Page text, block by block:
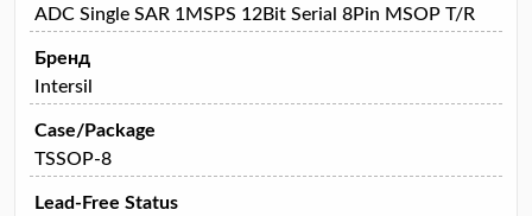
ADC Single SAR 1MSPS 12Bit Serial 8Pin MSOP T/R
Бренд
Intersil
Case/Package
TSSOP-8
Lead-Free Status